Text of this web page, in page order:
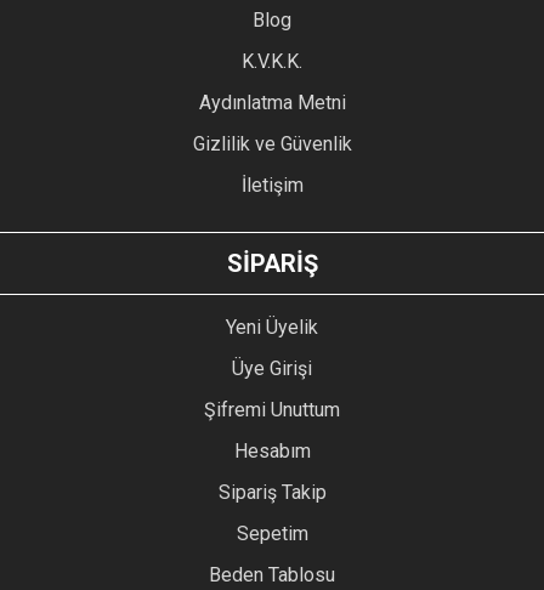
Ürün bilgilerinde hatalar bulunuyor.
Ürün fiyatı diğer sitelerden daha pahalı.
GÖNDER
Blog
K.V.K.K.
Aydınlatma Metni
Gizlilik ve Güvenlik
İletişim
SİPARİŞ
Yeni Üyelik
Üye Girişi
Şifremi Unuttum
Hesabım
Sipariş Takip
Sepetim
Beden Tablosu